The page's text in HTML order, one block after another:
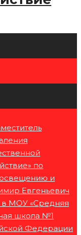
по
и
Евгеньевич
МОУ «Средняя
школа №1
Федерации